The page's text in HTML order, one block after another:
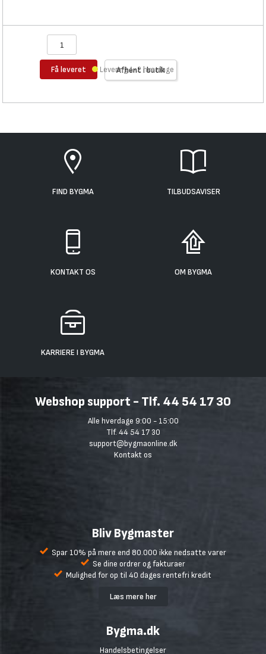
Få leveret Afhent i butik
Levering 1-2 hverdage
FIND BYGMA TILBUDSAVISER
KONTAKT OS OM BYGMA
KARRIERE I BYGMA
Webshop support - Tlf. 44 54 17 30
Alle hverdage 9:00 - 15:00
Tlf. 44 54 17 30
support@bygmaonline.dk
Kontakt os
Bliv Bygmaster
Spar 10% på mere end 80.000 ikke nedsatte varer
Se dine ordrer og fakturaer
Mulighed for op til 40 dages rentefri kredit
Læs mere her
Bygma.dk
Handelsbetingelser